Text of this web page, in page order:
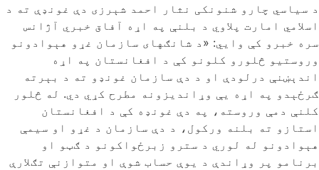
د سیاسي چارو شنونکی نثار احمد شېرزی دې غونډې ته د
اسلامي امارت پلاوي د بلنې په اړه آفاق خبري آژانس
سره خبرو کې وایي: «د شانګهای سازمان غړو هېوادونو
وروستیو څلورو کلونو کې د افغانستان په اړه
اندېښنې درلودې او د دې سازمان غونډو ته د بېرته
ګرځېدو په اړه یې وړاندیزونه مطرح کړي دي. له څلور
کلنې دمې وروسته، په دې غونډه کې د افغانستان
استازو ته بلنه ورکول، د دې سازمان د غړو او سیمې
هېوادونو له لوري د سترو زبرځواکونو د ګټو او
برنامو پر وړاندې د یوې حساب شوې او متوازنې تګلارې